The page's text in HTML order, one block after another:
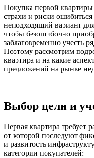
Покупка первой квартиры
страхи и риски
неподходящий вариант
чтобы безошибочно
заблаговременно учесть
Поэтому рассмотрим
квартира и на какие
предложений на рынке
Выбор цели и
Первая квартира требует
от которой последуют
и развитость
категории покупателей: